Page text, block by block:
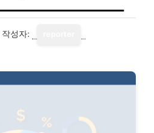
작성자: